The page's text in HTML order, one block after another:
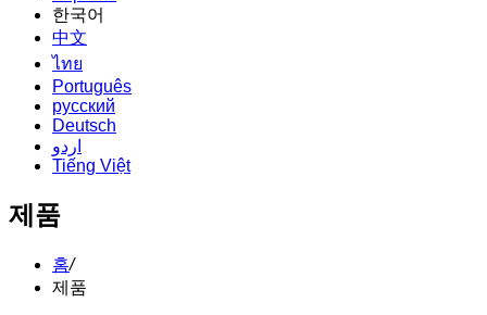
한국어
中文
ไทย
Português
русский
Deutsch
اردو
Tiếng Việt
제품
홈/
제품